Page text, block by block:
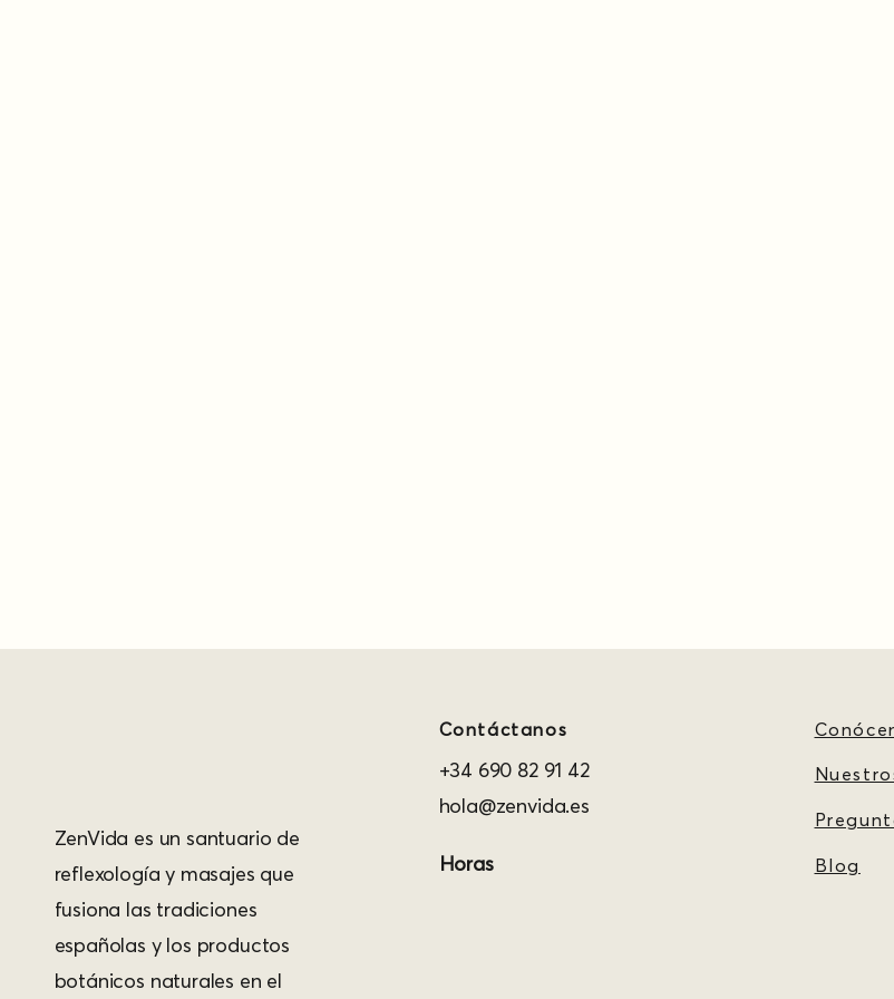
ZenVida es un santuario de
reflexología y masajes que
fusiona las tradiciones
españolas y los productos
botánicos naturales en el
Contáctanos
+34 690 82 91 42
hola@zenvida.es
Horas Blog